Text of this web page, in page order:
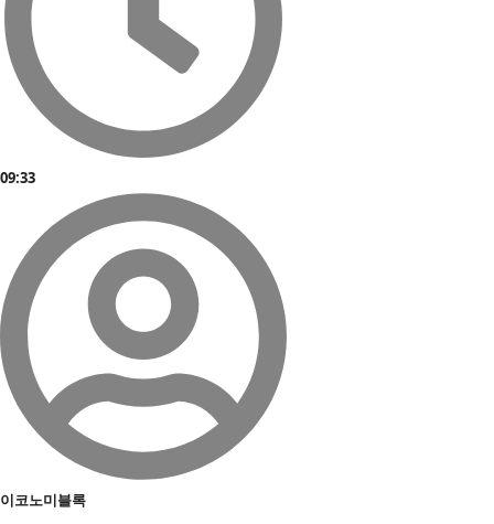
09:33
이코노미블록